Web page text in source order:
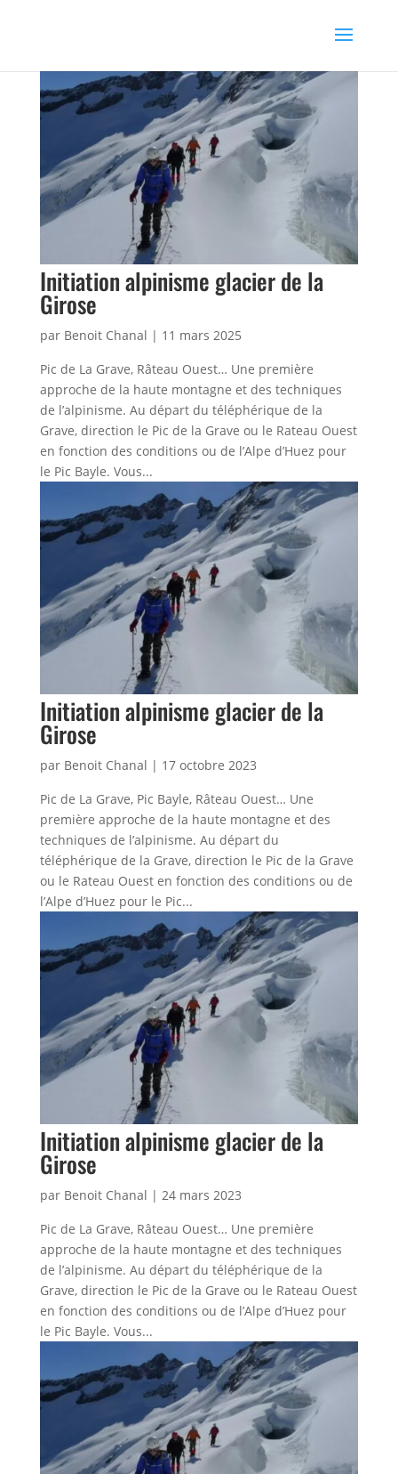
Initiation alpinisme glacier de la
Girose
par Benoit Chanal | 11 mars 2025
Pic de La Grave, Râteau Ouest… Une première
approche de la haute montagne et des techniques
de l’alpinisme. Au départ du téléphérique de la
Grave, direction le Pic de la Grave ou le Rateau Ouest
en fonction des conditions ou de l’Alpe d’Huez pour
le Pic Bayle. Vous...
Initiation alpinisme glacier de la
Girose
par Benoit Chanal | 17 octobre 2023
Pic de La Grave, Pic Bayle, Râteau Ouest… Une
première approche de la haute montagne et des
techniques de l’alpinisme. Au départ du
téléphérique de la Grave, direction le Pic de la Grave
ou le Rateau Ouest en fonction des conditions ou de
l’Alpe d’Huez pour le Pic...
Initiation alpinisme glacier de la
Girose
par Benoit Chanal | 24 mars 2023
Pic de La Grave, Râteau Ouest… Une première
approche de la haute montagne et des techniques
de l’alpinisme. Au départ du téléphérique de la
Grave, direction le Pic de la Grave ou le Rateau Ouest
en fonction des conditions ou de l’Alpe d’Huez pour
le Pic Bayle. Vous...